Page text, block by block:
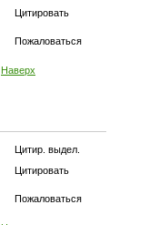
Цитировать
Пожаловаться
Наверх
Цитир. выдел.
Цитировать
Пожаловаться